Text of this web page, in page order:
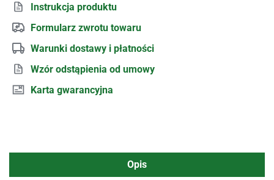
Instrukcja produktu
Formularz zwrotu towaru
Warunki dostawy i płatności
Wzór odstąpienia od umowy
Karta gwarancyjna
Opis